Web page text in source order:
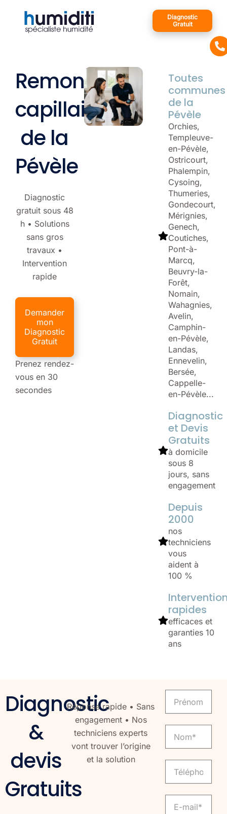
contenu
Diagnostic
Gratuit
Remontées
capillaires
de la
Pévèle
Diagnostic
gratuit sous 48
h • Solutions
sans gros
travaux •
Intervention
rapide
Demander
mon
Diagnostic
Gratuit
Prenez rendez-
vous en 30
secondes
Toutes
communes
de la
Pévèle
Orchies,
Templeuve-
en-Pévèle,
Ostricourt,
Phalempin,
Cysoing,
Thumeries,
Gondecourt,
Mérignies,
Genech,
Coutiches,
Pont-à-
Marcq,
Beuvry-la-
Forêt,
Nomain,
Wahagnies,
Avelin,
Camphin-
en-Pévèle,
Landas,
Ennevelin,
Bersée,
Cappelle-
en-Pévèle...
Diagnostic
et Devis
Gratuits
à domicile
sous 8
jours, sans
engagement
Depuis
2000
nos
techniciens
vous
aident à
100 %
rapides
efficaces et
garanties 10
ans
Diagnostic
&
devis
Gratuits
Réponse rapide • Sans
engagement • Nos
techniciens experts
vont trouver l’origine
et la solution